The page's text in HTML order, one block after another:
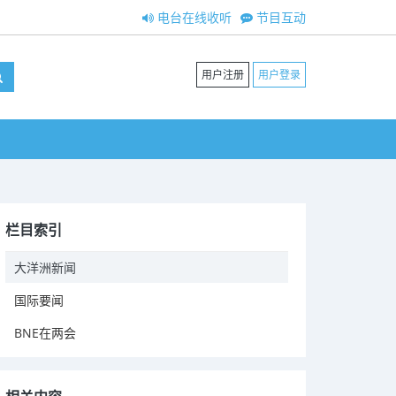
节目互动
电台在线收听
用户注册 用户登录
栏目索引
大洋洲新闻
国际要闻
BNE在两会